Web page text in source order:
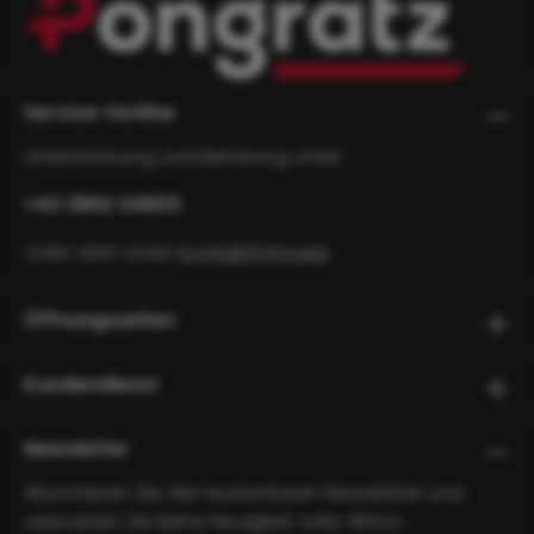
Service-Hotline
+43 3862 34800
Kontaktformular
Öffnungszeiten
Kundendienst
Newsletter